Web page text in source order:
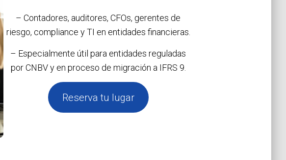
– Contadores, auditores, CFOs, gerentes de
riesgo, compliance y TI en entidades financieras.
– Especialmente útil para entidades reguladas
por CNBV y en proceso de migración a IFRS 9.
Reserva tu lugar